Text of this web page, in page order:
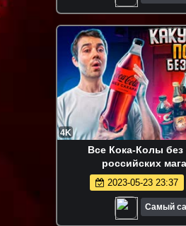
4K
Все Кока-Колы без
российских
2023-05-23 23:37
Самый